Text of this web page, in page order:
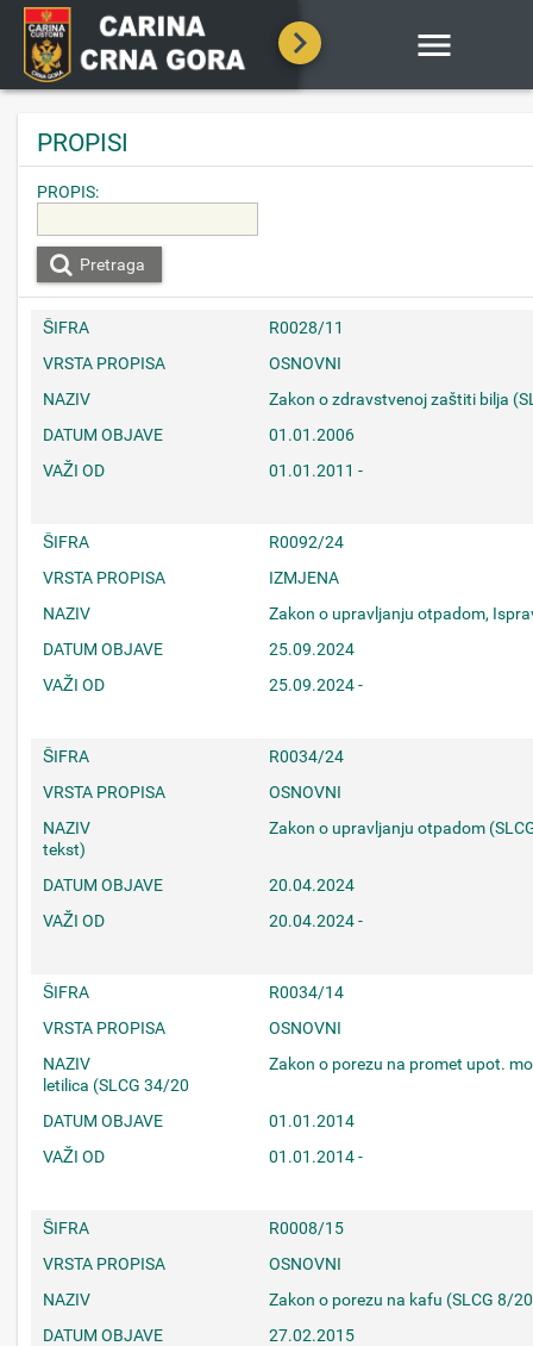

PROPISI
PROPIS:
Pretraga
ŠIFRA
R0028/11
VRSTA PROPISA
OSNOVNI
NAZIV
Zakon o zdravstvenoj zaštiti bilja
DATUM OBJAVE
01.01.2006
VAŽI OD
01.01.2011 -
ŠIFRA
R0092/24
VRSTA PROPISA
IZMJENA
NAZIV
Zakon o upravljanju otpadom,
DATUM OBJAVE
25.09.2024
VAŽI OD
25.09.2024 -
ŠIFRA
R0034/24
VRSTA PROPISA
OSNOVNI
NAZIV
Zakon o upravljanju otpadom
tekst)
DATUM OBJAVE
20.04.2024
VAŽI OD
20.04.2024 -
ŠIFRA
R0034/14
VRSTA PROPISA
OSNOVNI
NAZIV
Zakon o porezu na promet upot.
letilica (SLCG 34/20
DATUM OBJAVE
01.01.2014
VAŽI OD
01.01.2014 -
ŠIFRA
R0008/15
VRSTA PROPISA
OSNOVNI
NAZIV
Zakon o porezu na kafu (SLCG 8/
DATUM OBJAVE
27.02.2015